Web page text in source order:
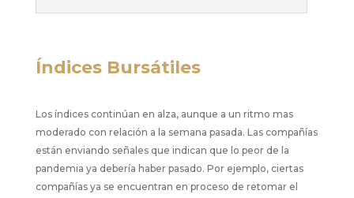
Índices Bursátiles
Los índices continúan en alza, aunque a un ritmo mas
moderado con relación a la semana pasada. Las compañías
están enviando señales que indican que lo peor de la
pandemia ya debería haber pasado. Por ejemplo, ciertas
compañías ya se encuentran en proceso de retomar el